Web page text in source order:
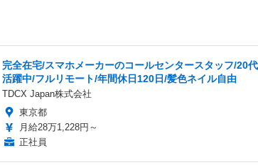
完全在宅/スマホメーカーのコールセンタースタッフ/20代
活躍中/フルリモート/年間休日120日/髪色ネイル自由
TDCX Japan株式会社
東京都
月給28万1,228円～
正社員